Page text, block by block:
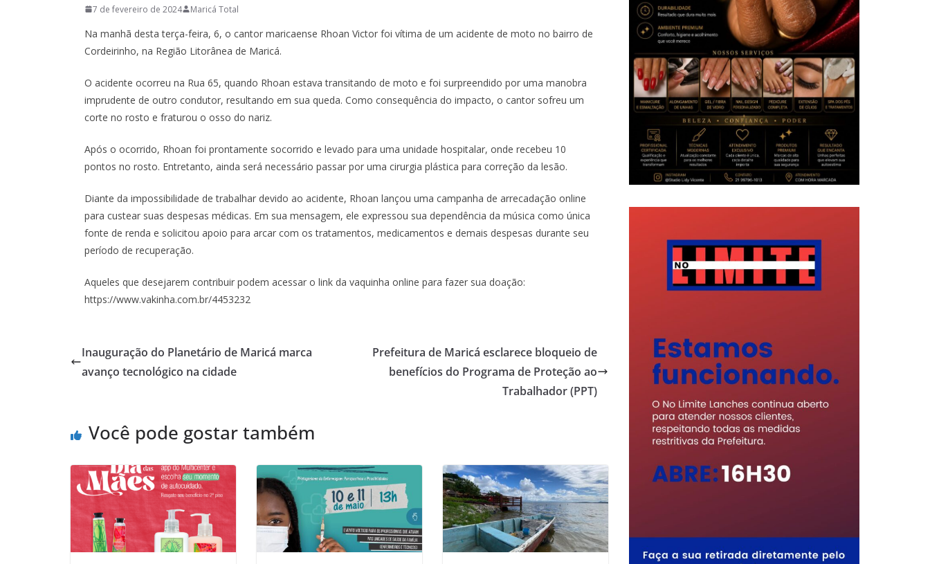
7 de fevereiro de 2024 Maricá Total
Na manhã desta terça-feira, 6, o cantor maricaense Rhoan Victor foi vítima de um acidente de moto no bairro de
Cordeirinho, na Região Litorânea de Maricá.
O acidente ocorreu na Rua 65, quando Rhoan estava transitando de moto e foi surpreendido por uma manobra
imprudente de outro condutor, resultando em sua queda. Como consequência do impacto, o cantor sofreu um
corte no rosto e fraturou o osso do nariz.
Após o ocorrido, Rhoan foi prontamente socorrido e levado para uma unidade hospitalar, onde recebeu 10
pontos no rosto. Entretanto, ainda será necessário passar por uma cirurgia plástica para correção da lesão.
Diante da impossibilidade de trabalhar devido ao acidente, Rhoan lançou uma campanha de arrecadação online
para custear suas despesas médicas. Em sua mensagem, ele expressou sua dependência da música como única
fonte de renda e solicitou apoio para arcar com os tratamentos, medicamentos e demais despesas durante seu
período de recuperação.
Aqueles que desejarem contribuir podem acessar o link da vaquinha online para fazer sua doação:
https://www.vakinha.com.br/4453232
Inauguração do Planetário de Maricá marca
avanço tecnológico na cidade
Prefeitura de Maricá esclarece bloqueio de
benefícios do Programa de Proteção ao
Trabalhador (PPT)
Você pode gostar também